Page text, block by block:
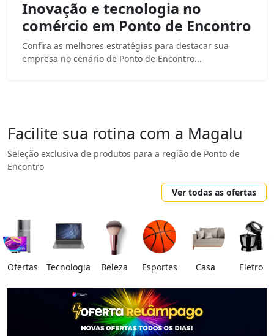
Inovação e tecnologia no
comércio em Ponto de Encontro
Confira as melhores estratégias para destacar sua
empresa no cenário de Ponto de Encontro...
Facilite sua rotina com a Magalu
Seleção exclusiva de produtos para a região de Ponto de
Encontro
Ver todas as ofertas
Ofertas Tecnologia Beleza Esportes Casa Eletro